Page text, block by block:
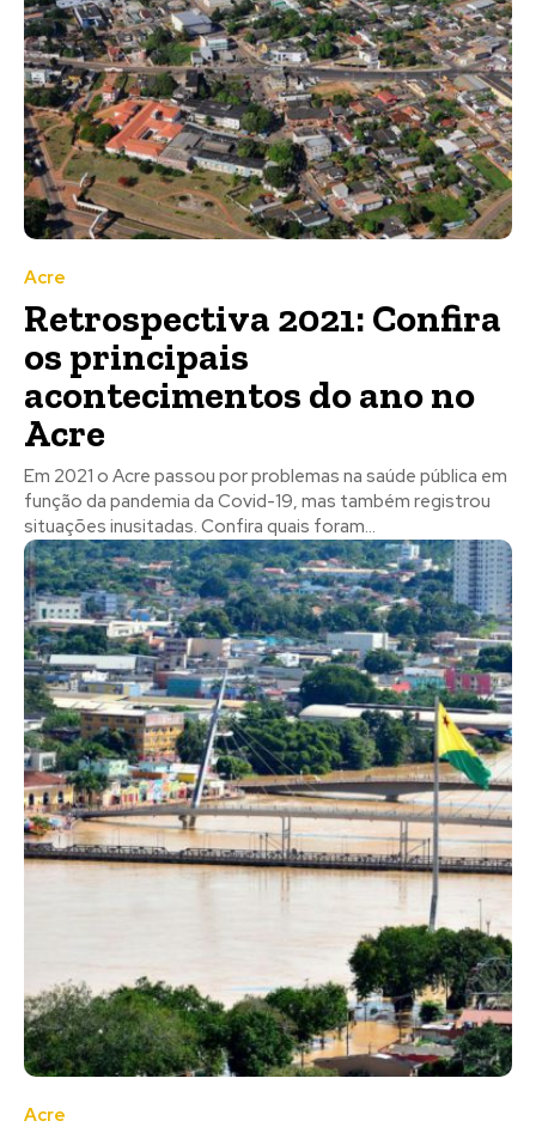
Acre
Retrospectiva 2021: Confira
os principais
acontecimentos do ano no
Acre
Em 2021 o Acre passou por problemas na saúde pública em
função da pandemia da Covid-19, mas também registrou
situações inusitadas. Confira quais foram...
Acre